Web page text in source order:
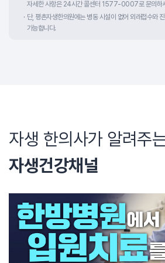
자세한 사항은 24시간 콜센터 1577-0007로 문의하
단, 평촌자생한의원에는 병동 시설이 없어 외래접수와
가능합니다.
자생 한의사가 알려주
자생건강채널